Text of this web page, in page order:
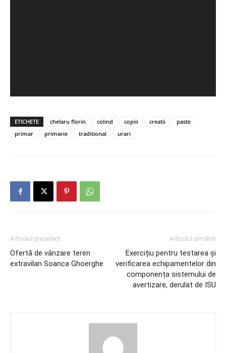
ETICHETE chelaru florin colind copiii creatii
paste
primar
primarie traditional urari
Articolul precedent
Ofertă de vânzare teren
extravilan Soanca Ghoerghe
Articolul următor
Exercițiu pentru testarea și
verificarea echipamentelor din
componența sistemului de
avertizare, derulat de ISU